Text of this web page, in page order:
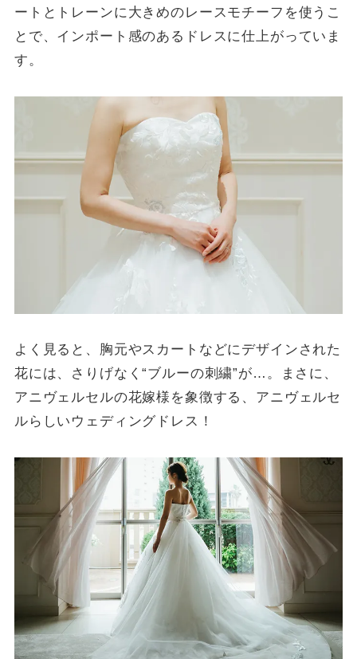
ートとトレーンに大きめのレースモチーフを使うこ
とで、インポート感のあるドレスに仕上がっていま
す。
よく見ると、胸元やスカートなどにデザインされた
花には、さりげなく“ブルーの刺繍”が…。まさに、
アニヴェルセルの花嫁様を象徴する、アニヴェルセ
ルらしいウェディングドレス！